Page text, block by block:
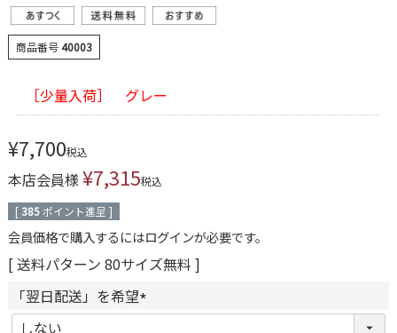
商品番号40003
［少量入荷］ グレー
¥7,700税込
本店会員様¥7,315税込
[385ポイント進呈 ]
会員価格で購入するにはログインが必要です。
送料パターン 80サイズ無料
「翌日配送」を希望